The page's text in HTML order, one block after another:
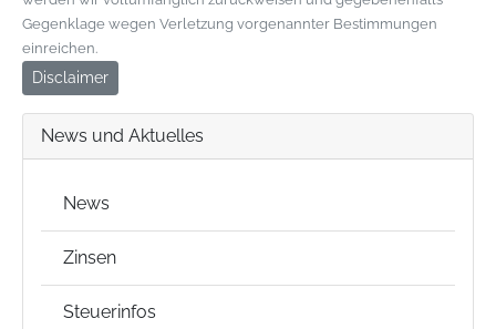
Gegenklage wegen Verletzung vorgenannter Bestimmungen
einreichen.
Disclaimer
News und Aktuelles
News
Zinsen
Steuerinfos